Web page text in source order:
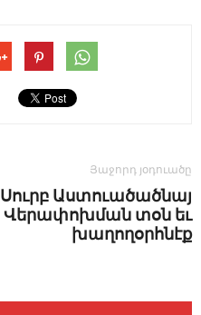
Յաջորդ յօդուածը
Սուրբ Աստուածածնայ
Վերափոխման տօն եւ
խաղողօրհնէք